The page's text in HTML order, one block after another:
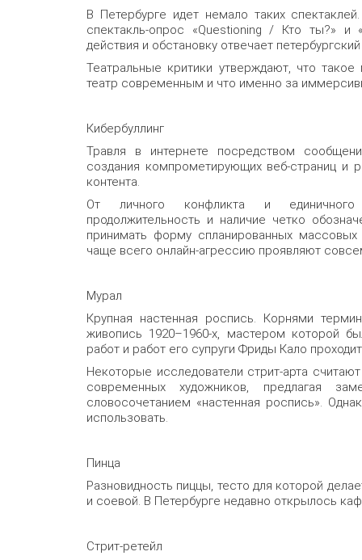
В Петербурге идет немало таких
спектакль-опрос «Questioning / Кто ты?»
действия и обстановку отвечает
Театральные критики утверждают, что
театр современным и что именно за
Кибербуллинг
Травля в интернете посредством
создания компрометирующих веб-страниц
контента.
От личного конфликта и единичного
продолжительность и наличие четко
принимать форму спланированных массовых
чаще всего онлайн-агрессию проявляют
Мурал
Крупная настенная роспись. Корнями
живопись 1920–1960-х, мастером которой
работ и работ его супруги Фриды Кало
Некоторые исследователи стрит-арта
современных художников, предлагая
словосочетанием «настенная роспись».
использовать.
Пинца
Разновидность пиццы, тесто для которой
и соевой. В Петербурге недавно открылось
Стрит-ретейл